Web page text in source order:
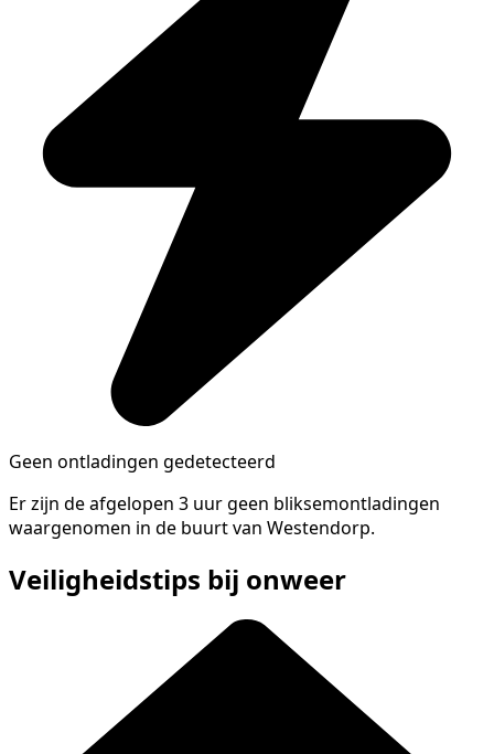
Geen ontladingen gedetecteerd
Er zijn de afgelopen 3 uur geen bliksemontladingen
waargenomen in de buurt van Westendorp.
Veiligheidstips bij onweer